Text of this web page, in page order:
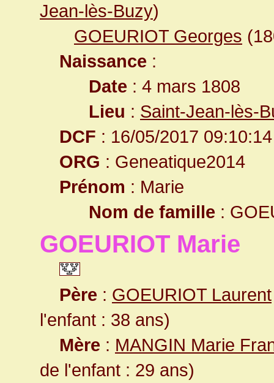
Jean-lès-Buzy)
GOEURIOT Georges
Naissance :
Date : 4 mars 1808
Lieu : Saint-Jean-lès-
DCF : 16/05/2017 09:10:14
ORG : Geneatique2014
Prénom : Marie
Nom de famille :
GOEURIOT Marie
Père : GOEURIOT Laurent
l'enfant : 38 ans)
Mère : MANGIN Marie
de l'enfant : 29 ans)